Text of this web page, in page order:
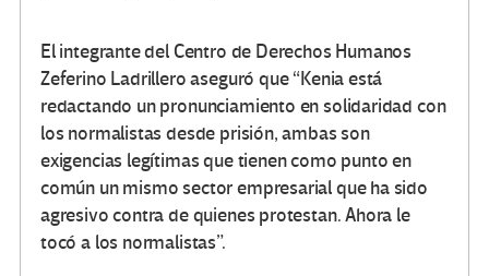
El integrante del Centro de Derechos Humanos
Zeferino Ladrillero aseguró que “Kenia está
redactando un pronunciamiento en solidaridad con
los normalistas desde prisión, ambas son
exigencias legítimas que tienen como punto en
común un mismo sector empresarial que ha sido
agresivo contra de quienes protestan. Ahora le
tocó a los normalistas”.